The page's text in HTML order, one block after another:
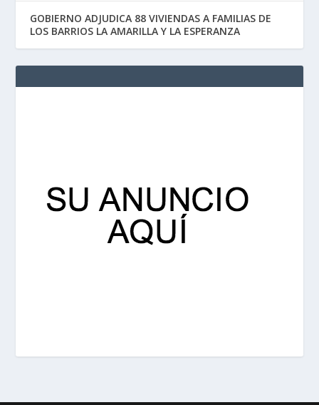
GOBIERNO ADJUDICA 88 VIVIENDAS A FAMILIAS DE
LOS BARRIOS LA AMARILLA Y LA ESPERANZA